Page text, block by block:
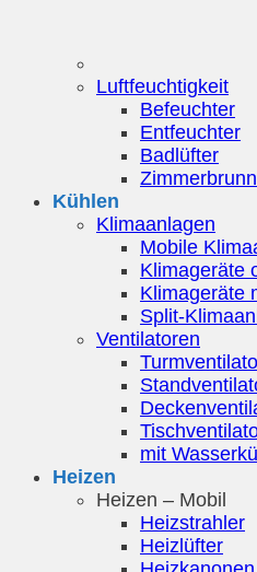
Luftfeuchtigkeit
Befeuchter
Entfeuchter
Badlüfter
Kühlen
Klimaanlagen
Mobile
Klimageräte
Klimageräte
Split-
Ventilatoren
mit
Heizen
Heizen – Mobil
Heizstrahler
Heizlüfter